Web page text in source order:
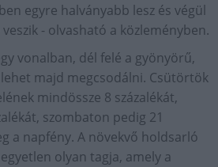
egyre halványabb lesz és végül
- olvasható a közleményben.
vonalban, dél felé a gyönyörű,
majd megcsodálni. Csütörtök
mindössze 8 százalékát,
szombaton pedig 21
a napfény. A növekvő holdsarló
olyan tagja, amely a